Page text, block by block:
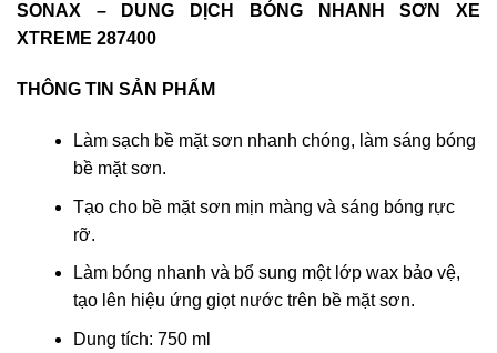
SONAX – DUNG DỊCH BÓNG NHANH SƠN XE
XTREME 287400
THÔNG TIN SẢN PHẨM
Làm sạch bề mặt sơn nhanh chóng, làm sáng bóng
bề mặt sơn.
Tạo cho bề mặt sơn mịn màng và sáng bóng rực
rỡ.
Làm bóng nhanh và bổ sung một lớp wax bảo vệ,
tạo lên hiệu ứng giọt nước trên bề mặt sơn.
Dung tích: 750 ml